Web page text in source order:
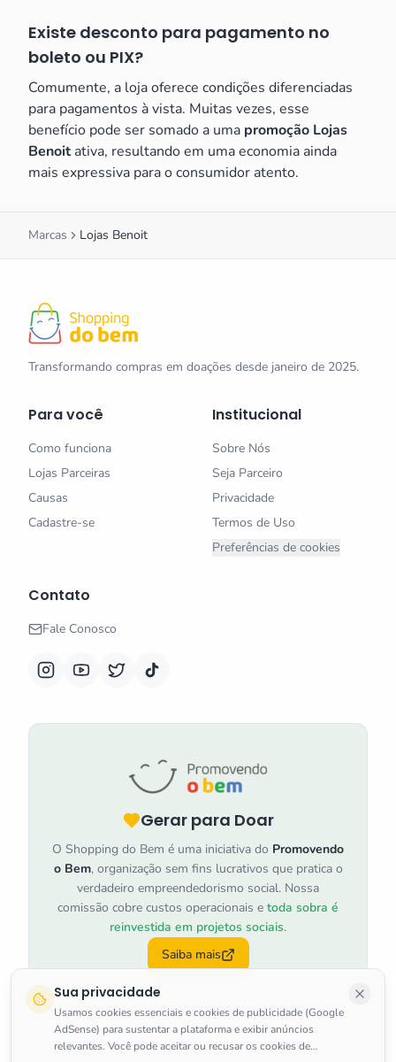
Sua privacidade
Usamos cookies essenciais e cookies de publicidade (Google
AdSense) para sustentar a plataforma e exibir anúncios
relevantes. Você pode aceitar ou recusar os cookies de
Existe desconto para pagamento no
boleto ou PIX?
Comumente, a loja oferece condições diferenciadas
para pagamentos à vista. Muitas vezes, esse
benefício pode ser somado a uma promoção Lojas
Benoitativa, resultando em uma economia ainda
mais expressiva para o consumidor atento.
Marcas Lojas Benoit
Transformando compras em doações desde janeiro de 2025.
Para você
Como funciona
Lojas Parceiras
Causas
Cadastre-se
Institucional
Sobre Nós
Seja Parceiro
Privacidade
Termos de Uso
Preferências de cookies
Contato
Fale Conosco
Gerar para Doar
O Shopping do Bem é uma iniciativa do Promovendo
o Bem, organização sem fins lucrativos que pratica o
verdadeiro empreendedorismo social. Nossa
comissão cobre custos operacionais e toda sobra é
reinvestida em projetos sociais.
Saiba mais